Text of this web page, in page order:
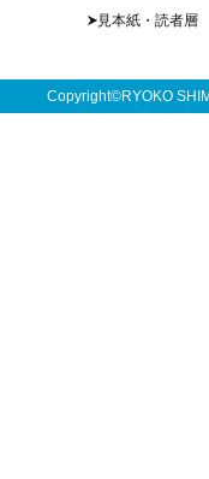
見本紙・読者層
Copyright©RYOKO